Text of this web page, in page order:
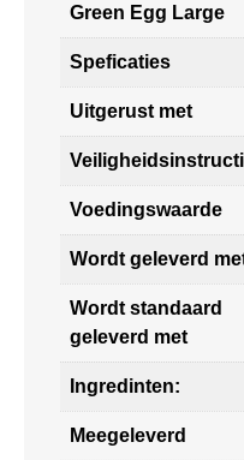
Green Egg Large
Speficaties
Uitgerust met
Voedingswaarde
Wordt geleverd
Wordt standaard
geleverd met
Ingredinten:
Meegeleverd